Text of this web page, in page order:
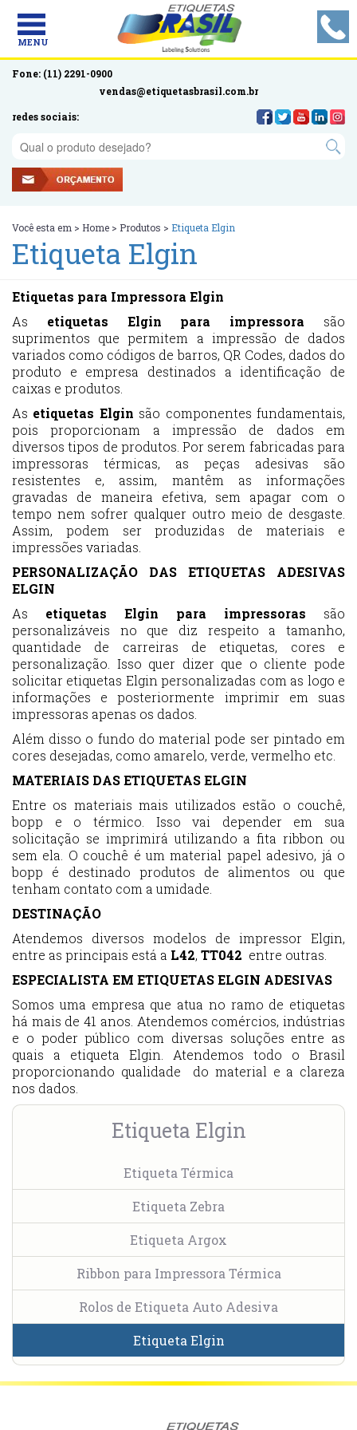
MENU
Fone: (11) 2291-0900
vendas@etiquetasbrasil.com.br
redes sociais:
Você esta em > Home > Produtos > Etiqueta Elgin
Etiqueta Elgin
Etiquetas para Impressora Elgin
As etiquetas Elgin para impressora são
suprimentos que permitem a impressão de dados
variados como códigos de barros, QR Codes, dados do
produto e empresa destinados a identificação de
caixas e produtos.
As etiquetas Elgin são componentes fundamentais,
pois proporcionam a impressão de dados em
diversos tipos de produtos. Por serem fabricadas para
impressoras térmicas, as peças adesivas são
resistentes e, assim, mantêm as informações
gravadas de maneira efetiva, sem apagar com o
tempo nem sofrer qualquer outro meio de desgaste.
Assim, podem ser produzidas de materiais e
impressões variadas.
PERSONALIZAÇÃO DAS ETIQUETAS ADESIVAS
ELGIN
As etiquetas Elgin para impressoras são
personalizáveis no que diz respeito a tamanho,
quantidade de carreiras de etiquetas, cores e
personalização. Isso quer dizer que o cliente pode
solicitar etiquetas Elgin personalizadas com as logo e
informações e posteriormente imprimir em suas
impressoras apenas os dados.
Além disso o fundo do material pode ser pintado em
cores desejadas, como amarelo, verde, vermelho etc.
MATERIAIS DAS ETIQUETAS ELGIN
Entre os materiais mais utilizados estão o couchê,
bopp e o térmico. Isso vai depender em sua
solicitação se imprimirá utilizando a fita ribbon ou
sem ela. O couchê é um material papel adesivo, já o
bopp é destinado produtos de alimentos ou que
tenham contato com a umidade.
DESTINAÇÃO
Atendemos diversos modelos de impressor Elgin,
entre as principais está a L42, TT042 entre outras.
ESPECIALISTA EM ETIQUETAS ELGIN ADESIVAS
Somos uma empresa que atua no ramo de etiquetas
há mais de 41 anos. Atendemos comércios, indústrias
e o poder público com diversas soluções entre as
quais a etiqueta Elgin. Atendemos todo o Brasil
proporcionando qualidade do material e a clareza
nos dados.
Etiqueta Elgin
Etiqueta Térmica
Etiqueta Zebra
Etiqueta Argox
Ribbon para Impressora Térmica
Rolos de Etiqueta Auto Adesiva
Etiqueta Elgin